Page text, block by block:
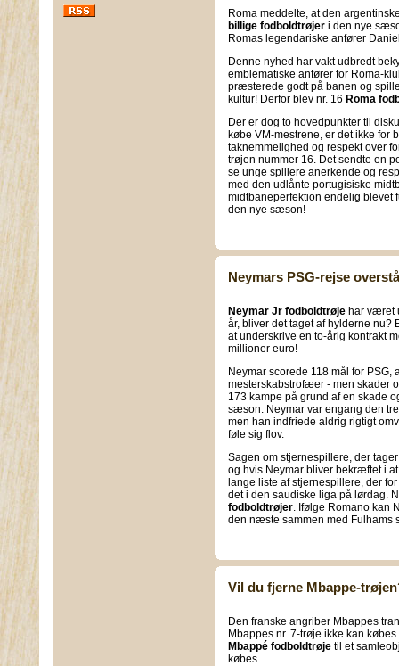
Roma meddelte, at den
billige fodboldtrøjer i den nye
Romas legendariske anfører
Denne nyhed har vakt udbredt
emblematiske anfører for Roma-
præsterede godt på banen og
kultur! Derfor blev nr. 16 Roma
Der er dog to hovedpunkter til
købe VM-mestrene, er det ikke for
taknemmelighed og respekt over
trøjen nummer 16. Det sendte en
se unge spillere anerkende og
med den udlånte portugisiske
midtbaneperfektion endelig blevet
den nye sæson!
Neymars PSG-rejse
Neymar Jr fodboldtrøje har været
år, bliver det taget af hylderne
at underskrive en to-årig kontrakt
millioner euro!
Neymar scorede 118 mål for
mesterskabstrofæer - men skader
173 kampe på grund af en skade
sæson. Neymar var engang den
men han indfriede aldrig rigtigt
føle sig flov.
Sagen om stjernespillere, der
og hvis Neymar bliver bekræftet i
lange liste af stjernespillere, der
det i den saudiske liga på lørdag.
fodboldtrøjer. Ifølge Romano kan
den næste sammen med Fulhams
Vil du fjerne Mbappe-
Den franske angriber Mbappes
Mbappes nr. 7-trøje ikke kan
Mbappé fodboldtrøje til et
købes.